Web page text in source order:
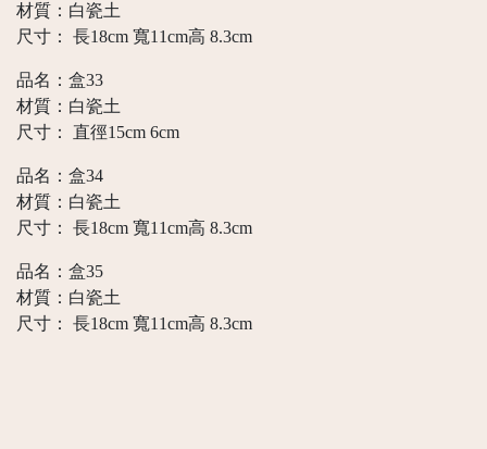
材質：白瓷土
尺寸： 長18cm 寬11cm高 8.3cm
品名：盒33
材質：白瓷土
尺寸： 直徑15cm 6cm
品名：盒34
材質：白瓷土
尺寸： 長18cm 寬11cm高 8.3cm
品名：盒35
材質：白瓷土
尺寸： 長18cm 寬11cm高 8.3cm